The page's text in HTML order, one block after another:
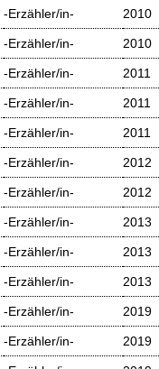
-Erzähler/in-
2010
-Erzähler/in-
2010
-Erzähler/in-
2011
-Erzähler/in-
2011
-Erzähler/in-
2011
-Erzähler/in-
2012
-Erzähler/in-
2012
-Erzähler/in-
2013
-Erzähler/in-
2013
-Erzähler/in-
2013
-Erzähler/in-
2019
-Erzähler/in-
2019